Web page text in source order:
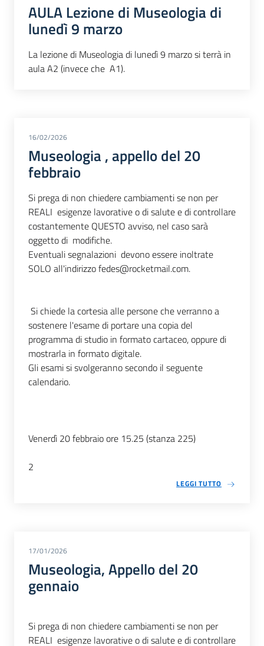
AULA Lezione di Museologia di
lunedì 9 marzo
La lezione di Museologia di lunedì 9 marzo si terrà in
aula A2 (invece che A1).
16/02/2026
Museologia , appello del 20
febbraio
Si prega di non chiedere cambiamenti se non per
REALI esigenze lavorative o di salute e di controllare
costantemente QUESTO avviso, nel caso sarà
oggetto di modifiche.
Eventuali segnalazioni devono essere inoltrate
SOLO all'indirizzo fedes@rocketmail.com.
Si chiede la cortesia alle persone che verranno a
sostenere l'esame di portare una copia del
programma di studio in formato cartaceo, oppure di
mostrarla in formato digitale.
Gli esami si svolgeranno secondo il seguente
calendario.
Venerdì 20 febbraio ore 15.25 (stanza 225)
2
LEGGI TUTTO
17/01/2026
Museologia, Appello del 20
gennaio
Si prega di non chiedere cambiamenti se non per
REALI esigenze lavorative o di salute e di controllare